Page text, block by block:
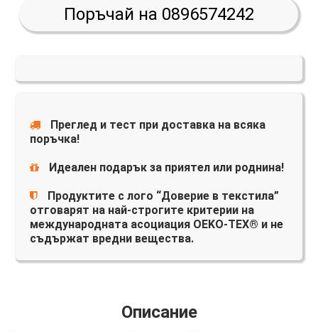
Поръчай на 0896574242
Преглед и тест при доставка на всяка
поръчка!
Идеален подарък за приятел или роднина!
Продуктите с лого “Доверие в текстила”
отговарят на най-строгите критерии на
международната асоциация OEKO-TEX® и не
съдържат вредни вещества.
Описание